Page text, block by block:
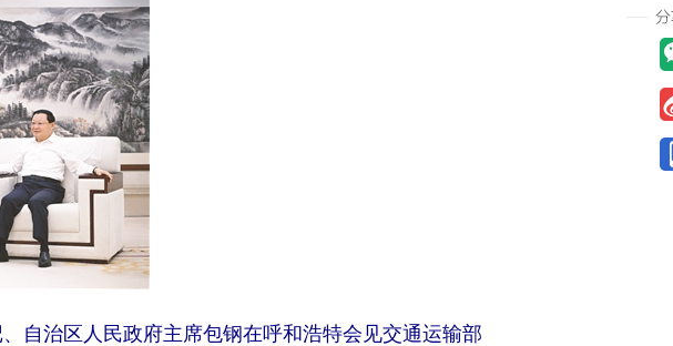
自治区人民政府主席包钢在呼和浩特会见交通运输部